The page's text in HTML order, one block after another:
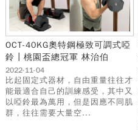
OCT-40KG奧特鋼極致可調式啞
鈴┃桃園盃總冠軍 林治伯
2022-11-04
比起固定式器材，自由重量往往才
能最適合自己的訓練感受，其中又
以啞鈴最為萬用，但是因應不同肌
群，往往需要大量空...